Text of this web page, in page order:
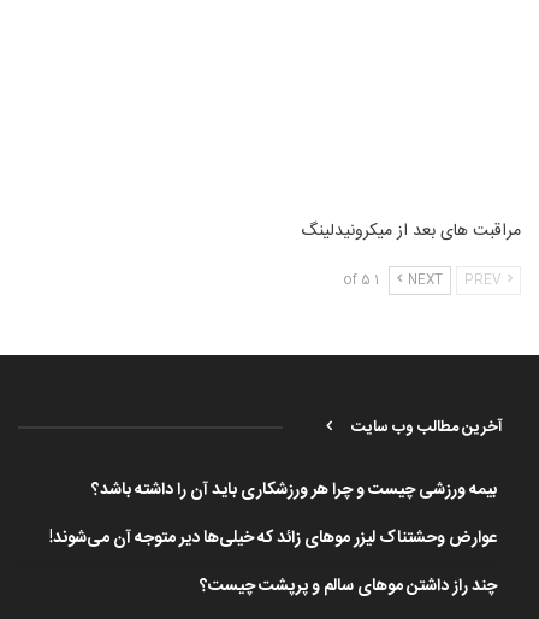
مراقبت های بعد از میکرونیدلینگ
NEXT
1 of 5
آخرین مطالب وب سایت
بیمه ورزشی چیست و چرا هر ورزشکاری باید آن را داشته باشد؟
عوارض وحشتناک لیزر موهای زائد که خیلی‌ها دیر متوجه آن می‌شوند!
چند راز داشتن موهای سالم و پرپشت چیست؟